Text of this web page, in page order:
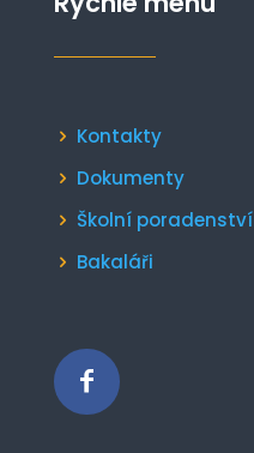
Kontakty
Dokumenty
Školní poradenství
Bakaláři